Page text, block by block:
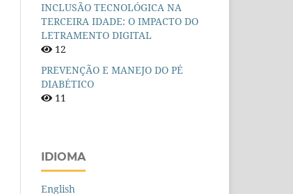
INCLUSÃO TECNOLÓGICA NA
TERCEIRA IDADE: O IMPACTO DO
LETRAMENTO DIGITAL
12
PREVENÇÃO E MANEJO DO PÉ
DIABÉTICO
11
IDIOMA
English